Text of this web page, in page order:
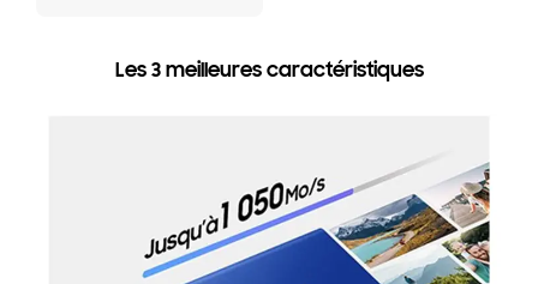
Les 3 meilleures caractéristiques